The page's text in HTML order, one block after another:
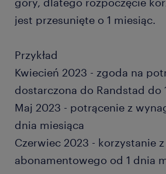
jest przesunięte o 1 miesiąc.
Przykład
Kwiecień 2023 - zgoda na
dostarczona do Randstad do
Maj 2023 - potrącenie z
dnia miesiąca
Czerwiec 2023 - korzystanie
abonamentowego od 1 dnia